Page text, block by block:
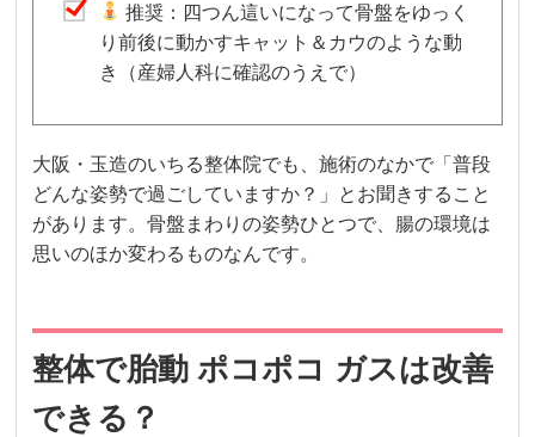
推奨：四つん這いになって骨盤をゆっく
り前後に動かすキャット＆カウのような動
き（産婦人科に確認のうえで）
大阪・玉造のいちる整体院でも、施術のなかで「普段
どんな姿勢で過ごしていますか？」とお聞きすること
があります。骨盤まわりの姿勢ひとつで、腸の環境は
思いのほか変わるものなんです。
整体で胎動 ポコポコ ガスは改善
できる？